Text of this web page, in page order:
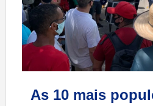
As 10 mais